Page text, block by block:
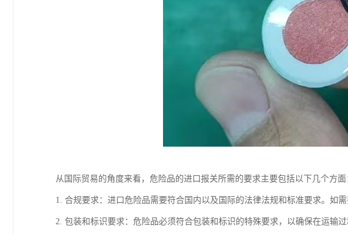
从国际贸易的角度来看，危险品的进口报关所需的要求主要包括以下几个方面
1. 合规要求：进口危险品需要符合国内以及国际的法律法规和标准要求。如
2. 包装和标识要求：危险品必须符合包装和标识的特殊要求，以确保在运输